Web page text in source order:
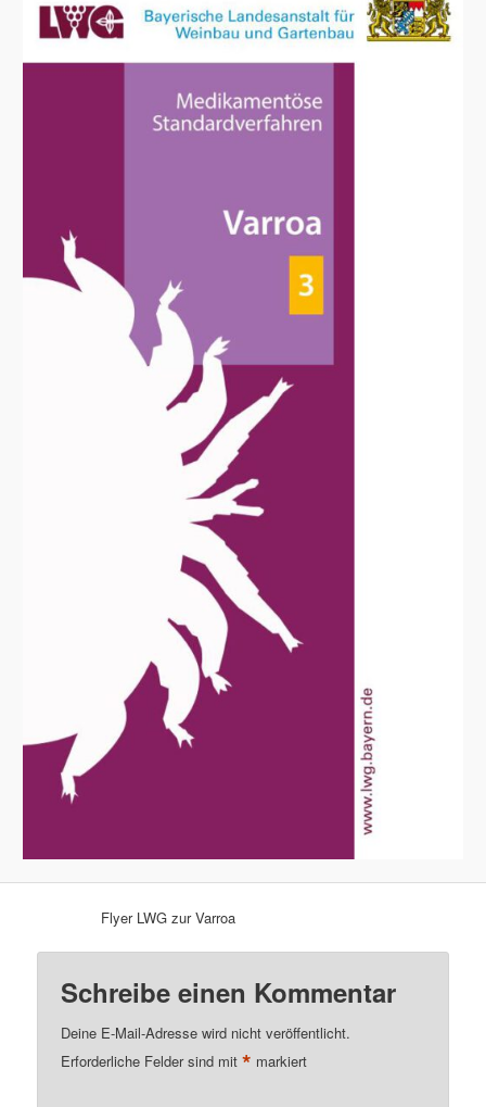
Flyer LWG zur Varroa
Schreibe einen Kommentar
Deine E-Mail-Adresse wird nicht veröffentlicht.
Erforderliche Felder sind mit* markiert